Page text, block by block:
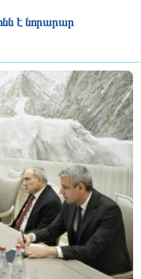
է նորարար